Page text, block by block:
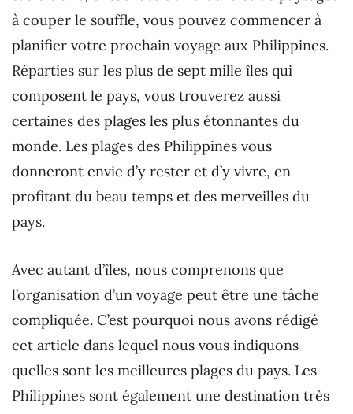
à couper le souffle, vous pouvez commencer à
planifier votre prochain voyage aux Philippines.
Réparties sur les plus de sept mille îles qui
composent le pays, vous trouverez aussi
certaines des plages les plus étonnantes du
monde. Les plages des Philippines vous
donneront envie d’y rester et d’y vivre, en
profitant du beau temps et des merveilles du
pays.
Avec autant d’îles, nous comprenons que
l’organisation d’un voyage peut être une tâche
compliquée. C’est pourquoi nous avons rédigé
cet article dans lequel nous vous indiquons
quelles sont les meilleures plages du pays. Les
Philippines sont également une destination très